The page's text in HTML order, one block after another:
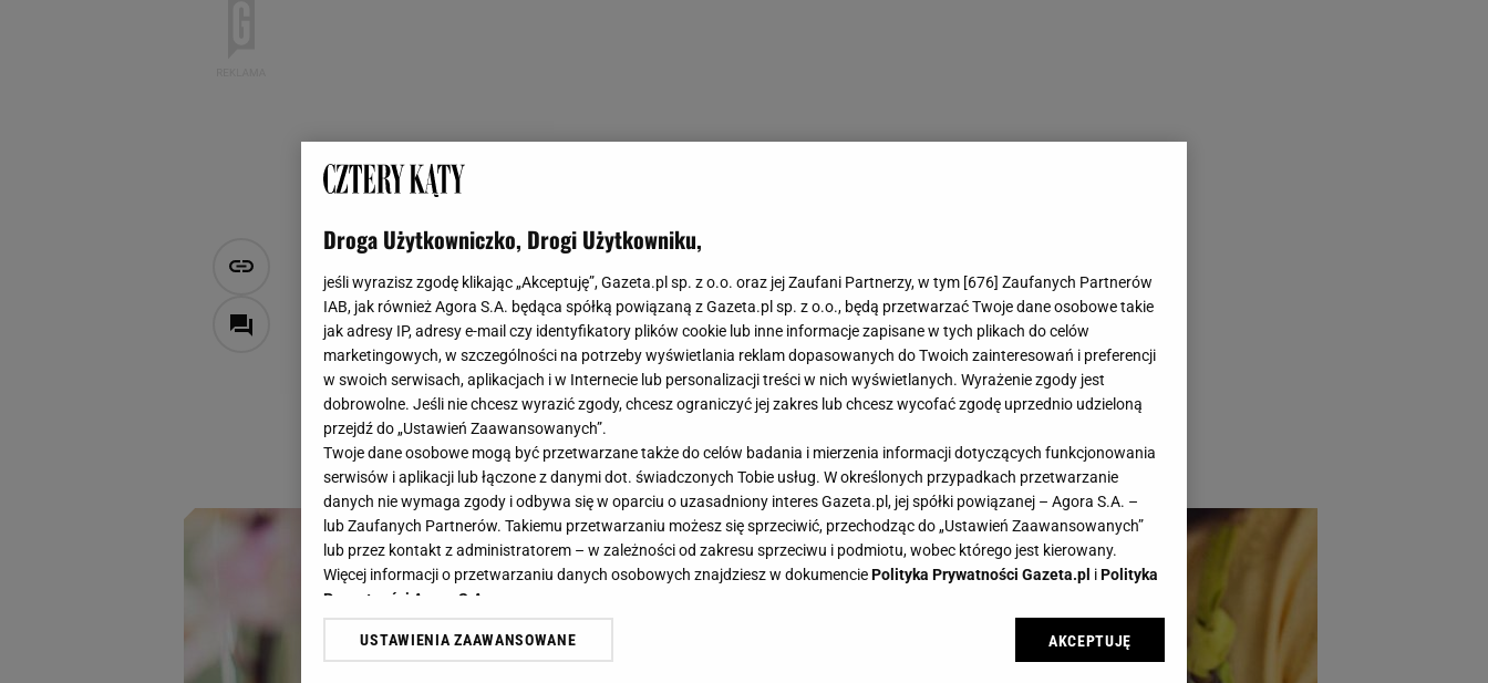
Nie wyrzucaj ich do kosza. Zrób z nich domowy nawóz i
podlej storczyka. Efekty cię zaskoczą
Iza Płaskocińska
17 grudnia 2024, 07:00
Zamiast wyrzucać je do kosza, zrób z nich domowy nawóz. Dzięki niemu storczyk będzie
szybciej się rozwijał, a jego liście staną się bujniejsze i bardziej soczyste. To bardzo proste.
Droga Użytkowniczko, Drogi Użytkowniku,
jeśli wyrazisz zgodę klikając „Akceptuję”, Gazeta.pl sp. z o.o. oraz jej Zaufani Partnerzy, w tym [676] Zaufanych Partnerów
IAB, jak również Agora S.A. będąca spółką powiązaną z Gazeta.pl sp. z o.o., będą przetwarzać Twoje dane osobowe takie
jak adresy IP, adresy e-mail czy identyfikatory plików cookie lub inne informacje zapisane w tych plikach do celów
marketingowych, w szczególności na potrzeby wyświetlania reklam dopasowanych do Twoich zainteresowań i preferencji
w swoich serwisach, aplikacjach i w Internecie lub personalizacji treści w nich wyświetlanych. Wyrażenie zgody jest
dobrowolne. Jeśli nie chcesz wyrazić zgody, chcesz ograniczyć jej zakres lub chcesz wycofać zgodę uprzednio udzieloną
przejdź do „Ustawień Zaawansowanych”.
Twoje dane osobowe mogą być przetwarzane także do celów badania i mierzenia informacji dotyczących funkcjonowania
serwisów i aplikacji lub łączone z danymi dot. świadczonych Tobie usług. W określonych przypadkach przetwarzanie
danych nie wymaga zgody i odbywa się w oparciu o uzasadniony interes Gazeta.pl, jej spółki powiązanej – Agora S.A. –
lub Zaufanych Partnerów. Takiemu przetwarzaniu możesz się sprzeciwić, przechodząc do „Ustawień Zaawansowanych”
lub przez kontakt z administratorem – w zależności od zakresu sprzeciwu i podmiotu, wobec którego jest kierowany.
Więcej informacji o przetwarzaniu danych osobowych znajdziesz w dokumenciePolityka Prywatności Gazeta.pl iPolityka
Prywatności Agora S.A.
Klikając „Akceptuję” wyrażasz też zgodę na zainstalowanie i przechowywanie plików cookie Gazeta.pl sp. z o.o., jej
USTAWIENIA ZAAWANSOWANE AKCEPTUJĘ